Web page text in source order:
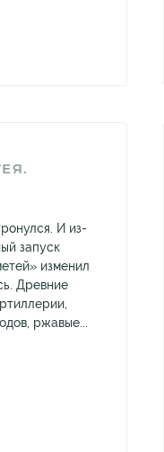
И из-
запуск
изменил
Древние
ржавые...